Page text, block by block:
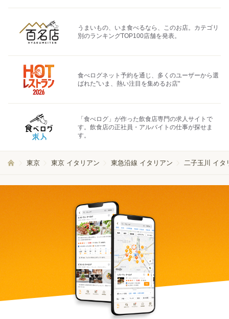
うまいもの、いま食べるなら、このお店。カテゴリ
別のランキングTOP100店舗を発表。
食べログネット予約を通じ、多くのユーザーから選
ばれた"いま、熱い注目を集めるお店"
「食べログ」が作った飲食店専門の求人サイトで
す。飲食店の正社員・アルバイトの仕事が探せま
す。
東京 東京 イタリアン 東急沿線 イタリアン 二子玉川 イタ